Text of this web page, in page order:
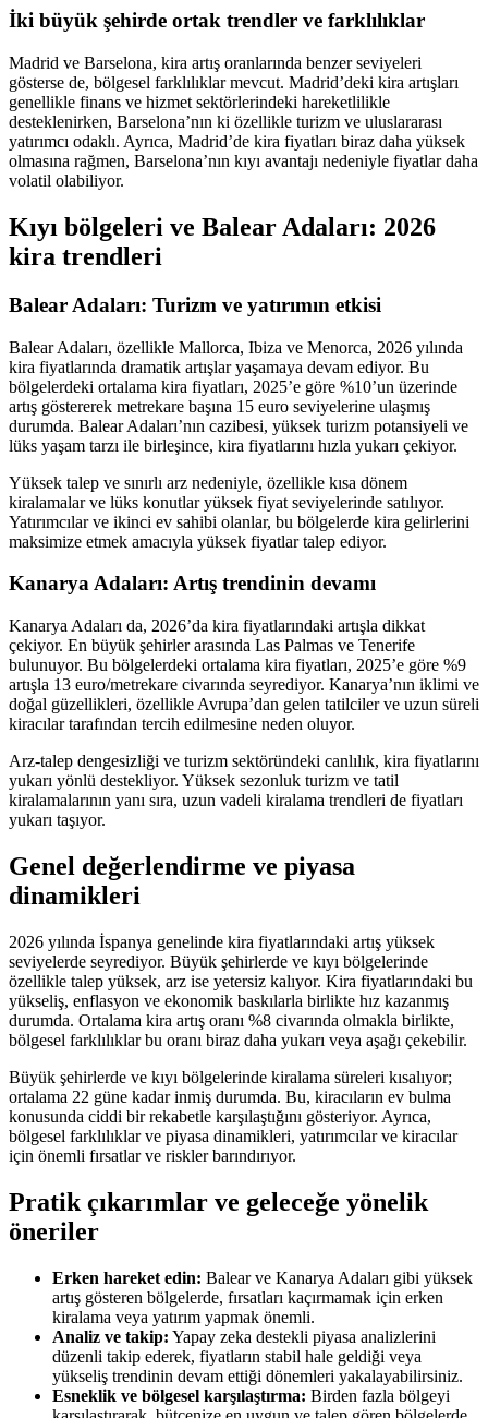
İki büyük şehirde ortak trendler ve farklılıklar
Madrid ve Barselona, kira artış oranlarında benzer seviyeleri
gösterse de, bölgesel farklılıklar mevcut. Madrid’deki kira artışları
genellikle finans ve hizmet sektörlerindeki hareketlilikle
desteklenirken, Barselona’nın ki özellikle turizm ve uluslararası
yatırımcı odaklı. Ayrıca, Madrid’de kira fiyatları biraz daha yüksek
olmasına rağmen, Barselona’nın kıyı avantajı nedeniyle fiyatlar daha
volatil olabiliyor.
Kıyı bölgeleri ve Balear Adaları: 2026
kira trendleri
Balear Adaları: Turizm ve yatırımın etkisi
Balear Adaları, özellikle Mallorca, Ibiza ve Menorca, 2026 yılında
kira fiyatlarında dramatik artışlar yaşamaya devam ediyor. Bu
bölgelerdeki ortalama kira fiyatları, 2025’e göre %10’un üzerinde
artış göstererek metrekare başına 15 euro seviyelerine ulaşmış
durumda. Balear Adaları’nın cazibesi, yüksek turizm potansiyeli ve
lüks yaşam tarzı ile birleşince, kira fiyatlarını hızla yukarı çekiyor.
Yüksek talep ve sınırlı arz nedeniyle, özellikle kısa dönem
kiralamalar ve lüks konutlar yüksek fiyat seviyelerinde satılıyor.
Yatırımcılar ve ikinci ev sahibi olanlar, bu bölgelerde kira gelirlerini
maksimize etmek amacıyla yüksek fiyatlar talep ediyor.
Kanarya Adaları: Artış trendinin devamı
Kanarya Adaları da, 2026’da kira fiyatlarındaki artışla dikkat
çekiyor. En büyük şehirler arasında Las Palmas ve Tenerife
bulunuyor. Bu bölgelerdeki ortalama kira fiyatları, 2025’e göre %9
artışla 13 euro/metrekare civarında seyrediyor. Kanarya’nın iklimi ve
doğal güzellikleri, özellikle Avrupa’dan gelen tatilciler ve uzun süreli
kiracılar tarafından tercih edilmesine neden oluyor.
Arz-talep dengesizliği ve turizm sektöründeki canlılık, kira fiyatlarını
yukarı yönlü destekliyor. Yüksek sezonluk turizm ve tatil
kiralamalarının yanı sıra, uzun vadeli kiralama trendleri de fiyatları
yukarı taşıyor.
Genel değerlendirme ve piyasa
dinamikleri
2026 yılında İspanya genelinde kira fiyatlarındaki artış yüksek
seviyelerde seyrediyor. Büyük şehirlerde ve kıyı bölgelerinde
özellikle talep yüksek, arz ise yetersiz kalıyor. Kira fiyatlarındaki bu
yükseliş, enflasyon ve ekonomik baskılarla birlikte hız kazanmış
durumda. Ortalama kira artış oranı %8 civarında olmakla birlikte,
bölgesel farklılıklar bu oranı biraz daha yukarı veya aşağı çekebilir.
Büyük şehirlerde ve kıyı bölgelerinde kiralama süreleri kısalıyor;
ortalama 22 güne kadar inmiş durumda. Bu, kiracıların ev bulma
konusunda ciddi bir rekabetle karşılaştığını gösteriyor. Ayrıca,
bölgesel farklılıklar ve piyasa dinamikleri, yatırımcılar ve kiracılar
için önemli fırsatlar ve riskler barındırıyor.
Pratik çıkarımlar ve geleceğe yönelik
öneriler
Erken hareket edin: Balear ve Kanarya Adaları gibi yüksek
artış gösteren bölgelerde, fırsatları kaçırmamak için erken
kiralama veya yatırım yapmak önemli.
Analiz ve takip: Yapay zeka destekli piyasa analizlerini
düzenli takip ederek, fiyatların stabil hale geldiği veya
yükseliş trendinin devam ettiği dönemleri yakalayabilirsiniz.
Esneklik ve bölgesel karşılaştırma: Birden fazla bölgeyi